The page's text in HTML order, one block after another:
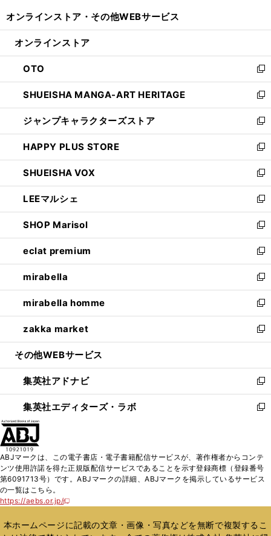
開
ン
ウ
で
開
く
ウ
ン
ド
ウ
で
開
く
オンラインストア・ その他WEBサービス
オンラインストア
OTO
新
し
い
ウ
ィ
ン
ド
ウ
で
開
く
SHUEISHA MANGA-ART HERITAGE
新
し
い
ウ
ィ
ン
ド
ウ
で
開
く
ジャンプキャラクターズストア
新
し
い
ウ
ィ
ン
ド
ウ
で
開
く
HAPPY PLUS STORE
新
し
い
ウ
ィ
ン
ド
ウ
で
開
く
SHUEISHA VOX
新
し
い
ウ
ィ
ン
ド
ウ
で
開
く
LEEマルシェ
新
し
い
ウ
ィ
ン
ド
ウ
で
開
く
SHOP Marisol
新
し
い
ウ
ィ
ン
ド
ウ
で
開
eclat premium
新
し
い
ウ
ィ
ン
ド
ウ
開
く
mirabella
新
し
い
ウ
ィ
ン
ウ
で
開
く
mirabella homme
新
し
い
ウ
ン
ド
ウ
で
zakka market
新
し
ウ
ィ
ン
ド
く
その他WEBサービス
集英社アドナビ
新
し
い
ド
ウ
で
集英社エディターズ・ラボ
新
ィ
ン
ド
開
ABJマークは、この電子書店・電子書籍配信サービスが、著作権者からコンテ
ンツ使用許諾を得た正規版配信サービスであることを示す登録商標（登録番号
第6091713号）です。ABJマークの詳細、ABJマークを掲示しているサービス
の一覧はこちら。
https://aebs.or.jp/
新
い
ウ
本ホームページに記載の文章・画像・写真などを無断で複製するこ